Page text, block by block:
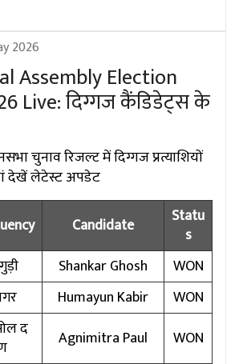
2026
Assembly Election
Live: दिग्गज कैंडिडेट्स के
चुनाव रिजल्ट में दिग्गज प्रत्याशियों
देखें लेटेस्ट अपडेट
Candidate
Statu
s
Shankar Ghosh
WON
Humayun Kabir
WON
द
Agnimitra Paul WON